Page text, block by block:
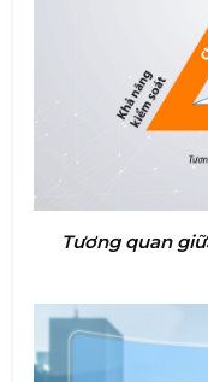
Tương quan